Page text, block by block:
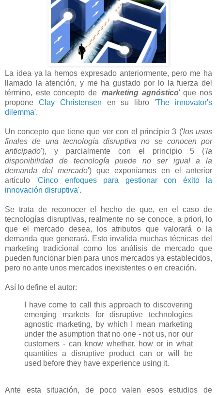
La idea ya la hemos expresado anteriormente, pero me ha
llamado la atención, y me ha gustado por lo la fuerza del
término, este concepto de 'marketing agnóstico' que nos
propone Clay Christensen en su libro 'The innovator's
dilemma'.
Un concepto que tiene que ver con el principio 3 ('los usos
finales de una tecnología disruptiva no se conocen por
anticipado'), y parcialmente con el principio 5 ('la
disponibilidad de tecnología puede no ser igual a la
demanda del mercado') que exponíamos en el anterior
artículo 'Cinco enfoques para gestionar con éxito la
innovación disruptiva'.
Se trata de reconocer el hecho de que, en el caso de
tecnologías disruptivas, realmente no se conoce, a priori, lo
que el mercado desea, los atributos que valorará o la
demanda que generará. Esto invalida muchas técnicas del
marketing tradicional como los análisis de mercado que
pueden funcionar bien para unos mercados ya establecidos,
pero no ante unos mercados inexistentes o en creación.
Así lo define el autor:
I have come to call this approach to discovering
emerging markets for disruptive technologies
agnostic marketing, by which I mean marketing
under the asumption that no one - not us, nor our
customers - can know whether, how or in what
quantities a disruptive product can or will be
used before they have experience using it.
Ante esta situación, de poco valen esos estudios de